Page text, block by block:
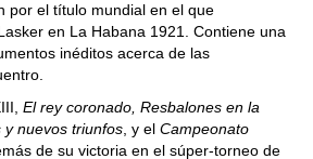
por el título mundial en el que
en La Habana 1921. Contiene una
inéditos acerca de las
El rey coronado, Resbalones en la
nuevos triunfos , y el Campeonato
de su victoria en el súper-torneo de